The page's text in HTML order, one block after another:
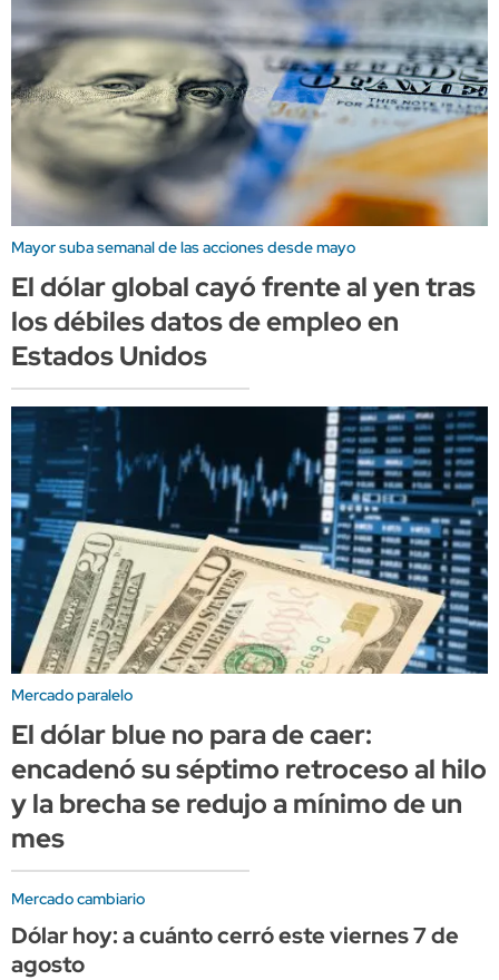
Mayor suba semanal de las acciones desde mayo
El dólar global cayó frente al yen tras
los débiles datos de empleo en
Estados Unidos
Mercado paralelo
El dólar blue no para de caer:
encadenó su séptimo retroceso al hilo
y la brecha se redujo a mínimo de un
mes
Mercado cambiario
Dólar hoy: a cuánto cerró este viernes 7 de
agosto